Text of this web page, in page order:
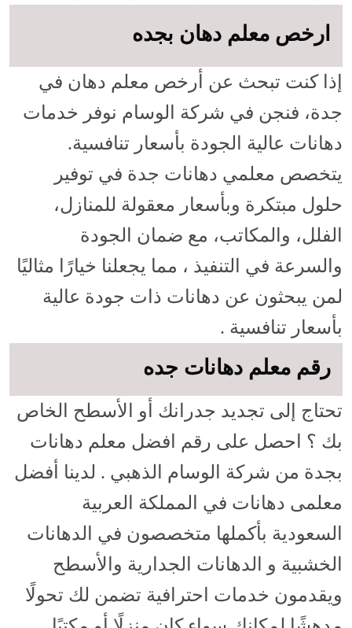
ارخص معلم دهان بجده
إذا كنت تبحث عن أرخص معلم دهان في
جدة، فنجن في شركة الوسام نوفر خدمات
دهانات عالية الجودة بأسعار تنافسية.
يتخصص معلمي دهانات جدة في توفير
حلول مبتكرة وبأسعار معقولة للمنازل،
الفلل، والمكاتب، مع ضمان الجودة
والسرعة في التنفيذ ، مما يجعلنا خيارًا مثاليًا
لمن يبحثون عن دهانات ذات جودة عالية
بأسعار تنافسية .
رقم معلم دهانات جده
تحتاج إلى تجديد جدرانك أو الأسطح الخاص
بك ؟ احصل على رقم افضل معلم دهانات
بجدة من شركة الوسام الذهبي . لدينا أفضل
معلمى دهانات في المملكة العربية
السعودية بأكملها متخصصون في الدهانات
الخشبية و الدهانات الجدارية والأسطح
ويقدمون خدمات احترافية تضمن لك تحولًا